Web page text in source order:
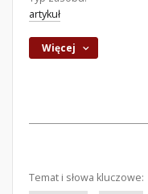
artykuł
Więcej
Temat i słowa kluczowe: